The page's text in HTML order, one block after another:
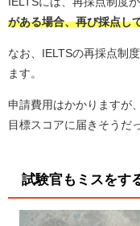
がある場合、再び採点し
なお、IELTSの再採点制
ます。
申請費用はかかりますが
目標スコアに届きそうだ
試験官もミスをす